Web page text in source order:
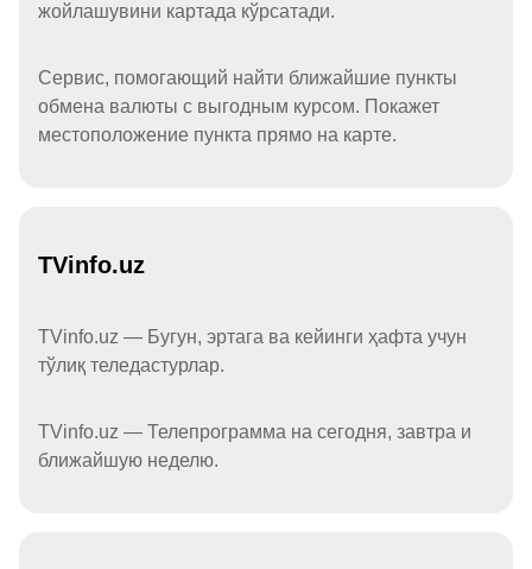
жойлашувини картада кўрсатади.
Сервис, помогающий найти ближайшие пункты
обмена валюты с выгодным курсом. Покажет
местоположение пункта прямо на карте.
TVinfo.uz
TVinfo.uz — Бугун, эртага ва кейинги ҳафта учун
тўлиқ теледастурлар.
TVinfo.uz — Телепрограмма на сегодня, завтра и
ближайшую неделю.